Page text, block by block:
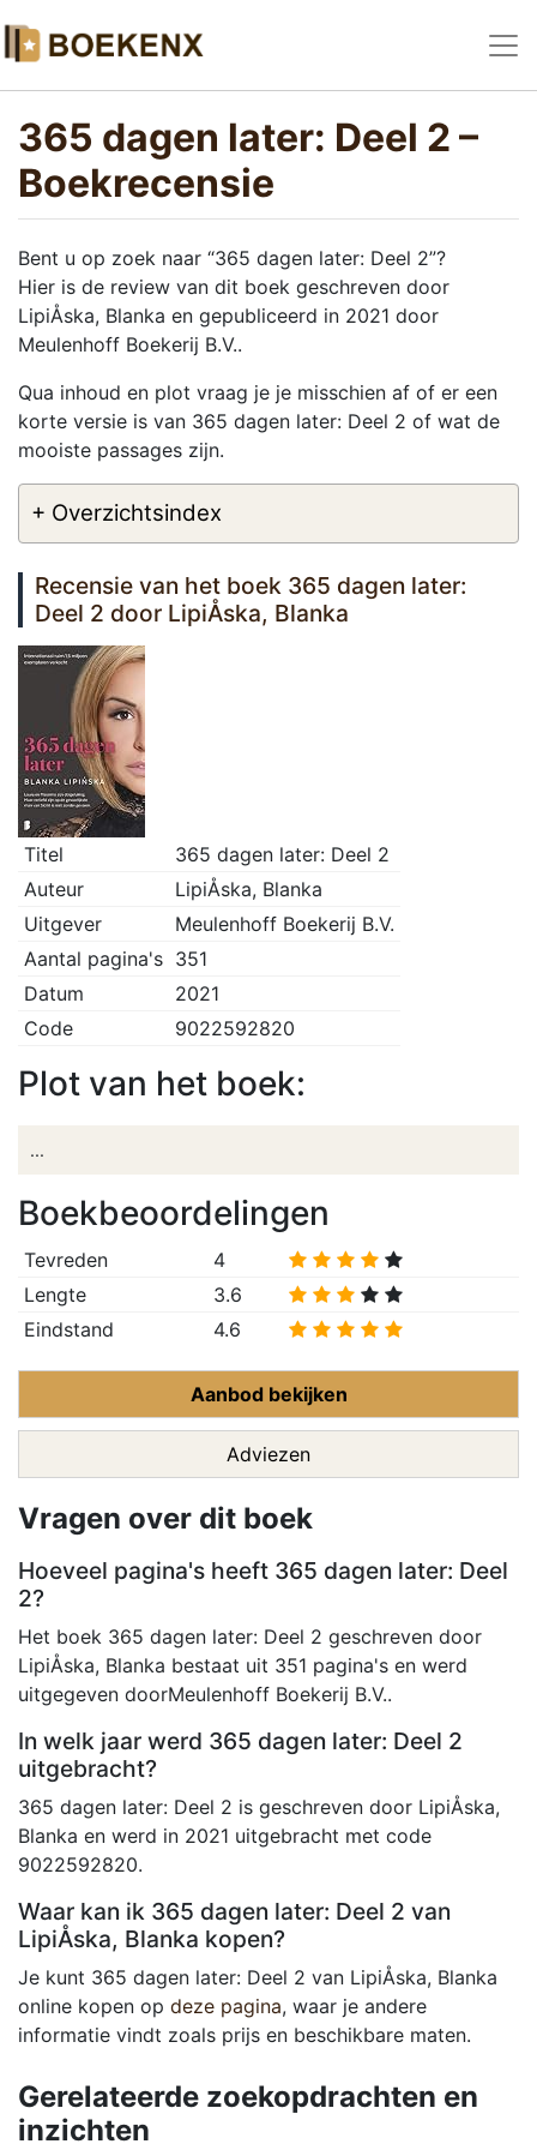
365 dagen later: Deel 2 –
Boekrecensie
Bent u op zoek naar “365 dagen later: Deel 2”?
Hier is de review van dit boek geschreven door
LipiÅska, Blanka en gepubliceerd in 2021 door
Meulenhoff Boekerij B.V..
Qua inhoud en plot vraag je je misschien af of er een
korte versie is van 365 dagen later: Deel 2 of wat de
mooiste passages zijn.
+ Overzichtsindex
Recensie van het boek 365 dagen later:
Deel 2 door LipiÅska, Blanka
Titel
365 dagen later: Deel 2
Auteur
LipiÅska, Blanka
Uitgever
Meulenhoff Boekerij B.V.
Aantal pagina's 351
Datum
2021
Code
9022592820
Plot van het boek:
...
Boekbeoordelingen
Tevreden
4
Lengte
3.6
Eindstand
4.6
Aanbod bekijken
Adviezen
Vragen over dit boek
Hoeveel pagina's heeft 365 dagen later: Deel
2?
Het boek 365 dagen later: Deel 2 geschreven door
LipiÅska, Blanka bestaat uit 351 pagina's en werd
uitgegeven doorMeulenhoff Boekerij B.V..
In welk jaar werd 365 dagen later: Deel 2
uitgebracht?
365 dagen later: Deel 2 is geschreven door LipiÅska,
Blanka en werd in 2021 uitgebracht met code
9022592820.
Waar kan ik 365 dagen later: Deel 2 van
LipiÅska, Blanka kopen?
Je kunt 365 dagen later: Deel 2 van LipiÅska, Blanka
online kopen op deze pagina, waar je andere
informatie vindt zoals prijs en beschikbare maten.
Gerelateerde zoekopdrachten en
inzichten